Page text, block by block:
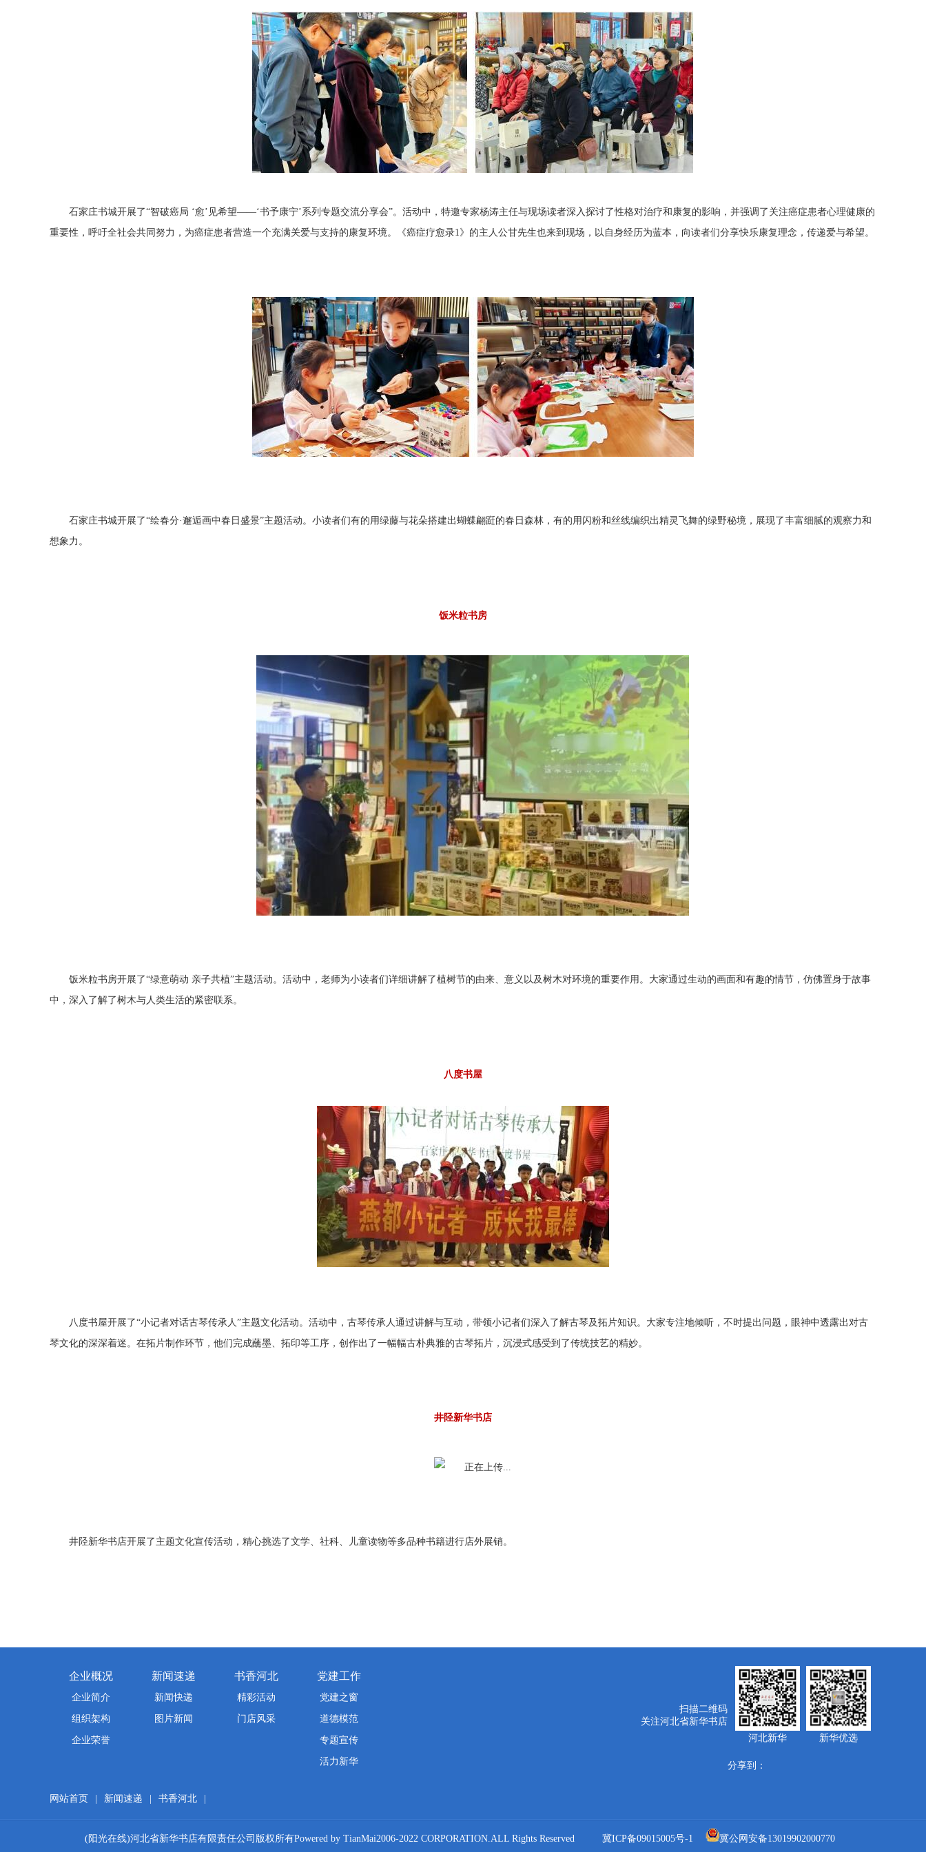
石家庄书城开展了“智破癌局 ‘愈’见希望——‘书予康宁’系列专题交流分享会”。活动中，特邀专家杨涛主任与现场读者深入探讨了性格对治疗和康复的影响，并强调了关注癌症患者心理健康的
重要性，呼吁全社会共同努力，为癌症患者营造一个充满关爱与支持的康复环境。《癌症疗愈录1》的主人公甘先生也来到现场，以自身经历为蓝本，向读者们分享快乐康复理念，传递爱与希望。
石家庄书城开展了“绘春分·邂逅画中春日盛景”主题活动。小读者们有的用绿藤与花朵搭建出蝴蝶翩跹的春日森林，有的用闪粉和丝线编织出精灵飞舞的绿野秘境，展现了丰富细腻的观察力和
想象力。
饭米粒书房
饭米粒书房开展了“绿意萌动 亲子共植”主题活动。活动中，老师为小读者们详细讲解了植树节的由来、意义以及树木对环境的重要作用。大家通过生动的画面和有趣的情节，仿佛置身于故事
中，深入了解了树木与人类生活的紧密联系。
八度书屋
八度书屋开展了“小记者对话古琴传承人”主题文化活动。活动中，古琴传承人通过讲解与互动，带领小记者们深入了解古琴及拓片知识。大家专注地倾听，不时提出问题，眼神中透露出对古
琴文化的深深着迷。在拓片制作环节，他们完成蘸墨、拓印等工序，创作出了一幅幅古朴典雅的古琴拓片，沉浸式感受到了传统技艺的精妙。
井陉新华书店
井陉新华书店开展了主题文化宣传活动，精心挑选了文学、社科、儿童读物等多品种书籍进行店外展销。
企业概况
企业简介
组织架构
企业荣誉
新闻速递
新闻快递
图片新闻
书香河北
精彩活动
门店风采
党建工作
党建之窗
道德模范
专题宣传
活力新华
网站首页 | 新闻速递 | 书香河北 |
扫描二维码
关注河北省新华书店
河北新华
新华优选
分享到：
(阳光在线)河北省新华书店有限责任公司版权所有Powered by TianMai2006-2022 CORPORATION.ALL Rights Reserved 冀ICP备09015005号-1 冀公网安备13019902000770